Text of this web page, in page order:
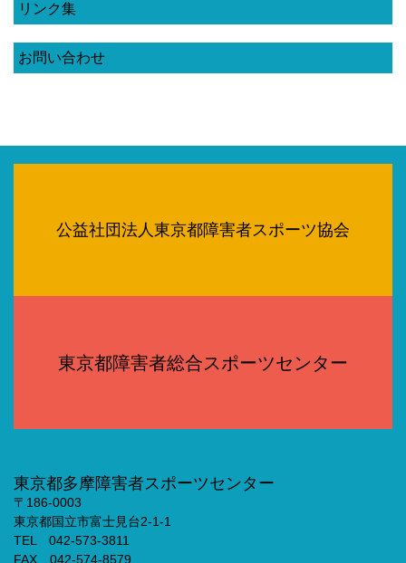
リンク集
お問い合わせ
公益社団法人東京都障害者スポーツ協会
東京都障害者総合スポーツセンター
東京都多摩障害者スポーツセンター
〒186-0003
東京都国立市富士見台2-1-1
TEL 042-573-3811
FAX 042-574-8579